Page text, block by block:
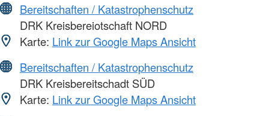
Bereitschaften / Katastrophenschutz
DRK Kreisbereiotschaft NORD
Karte: Link zur Google Maps Ansicht
Bereitschaften / Katastrophenschutz
DRK Kreisbereitschadt SÜD
Karte: Link zur Google Maps Ansicht